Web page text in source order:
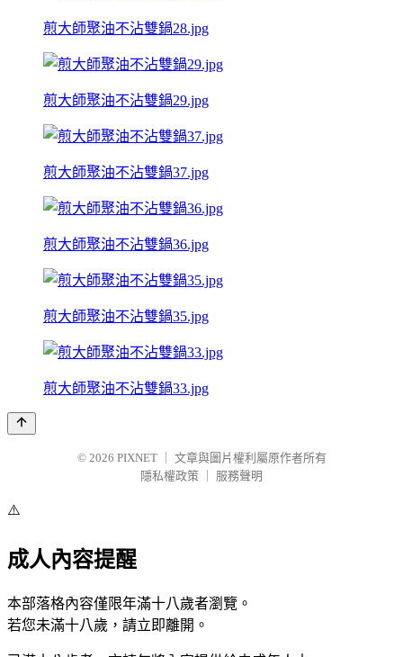
煎大師聚油不沾雙鍋28.jpg
煎大師聚油不沾雙鍋29.jpg
煎大師聚油不沾雙鍋37.jpg
煎大師聚油不沾雙鍋36.jpg
煎大師聚油不沾雙鍋35.jpg
煎大師聚油不沾雙鍋33.jpg
© 2026 PIXNET
文章與圖片權利屬原作者所有
隱私權政策
服務聲明
⚠️
成人內容提醒
本部落格內容僅限年滿十八歲者瀏覽。
若您未滿十八歲，請立即離開。